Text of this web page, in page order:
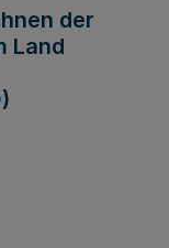
der
Land